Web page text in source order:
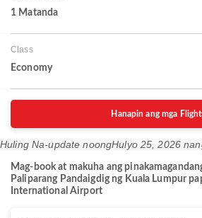
1 Matanda
Class
Economy
Hanapin ang mga
Huling Na-update noongHulyo 25, 2026
Mag-book at makuha ang
Paliparang Pandaigdig ng Kuala Lumpur
International Airport